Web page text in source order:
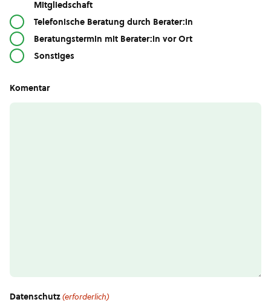
Mitgliedschaft
Telefonische Beratung durch Berater:in
Beratungstermin mit Berater:in vor Ort
Sonstiges
Komentar
Datenschutz(erforderlich)